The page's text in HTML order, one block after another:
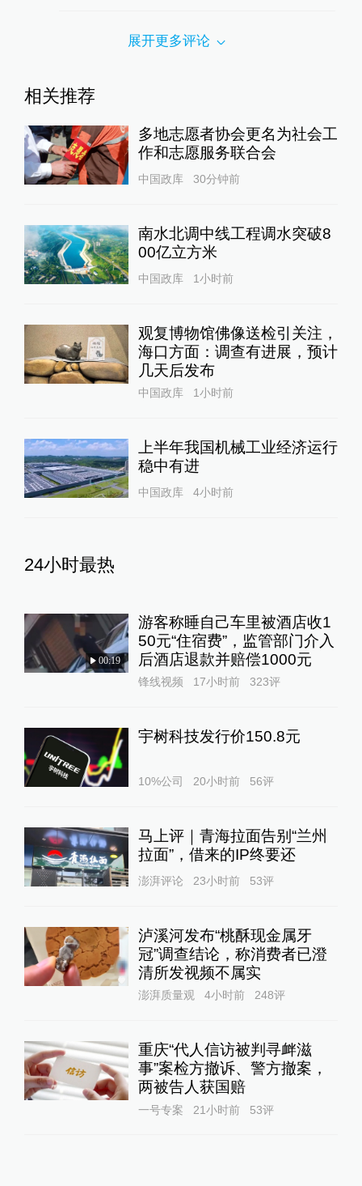
展开更多评论
相关推荐
多地志愿者协会更名为社会工
作和志愿服务联合会
中国政库 30分钟前
南水北调中线工程调水突破8
00亿立方米
中国政库 1小时前
观复博物馆佛像送检引关注，
海口方面：调查有进展，预计
几天后发布
中国政库 1小时前
上半年我国机械工业经济运行
稳中有进
中国政库 4小时前
24小时最热
00:19
游客称睡自己车里被酒店收1
50元“住宿费”，监管部门介入
后酒店退款并赔偿1000元
锋线视频 17小时前 323评
宇树科技发行价150.8元
10%公司 20小时前 56评
马上评｜青海拉面告别“兰州
拉面”，借来的IP终要还
澎湃评论 23小时前 53评
泸溪河发布“桃酥现金属牙
冠”调查结论，称消费者已澄
清所发视频不属实
澎湃质量观 4小时前 248评
重庆“代人信访被判寻衅滋
事”案检方撤诉、警方撤案，
两被告人获国赔
一号专案 21小时前 53评